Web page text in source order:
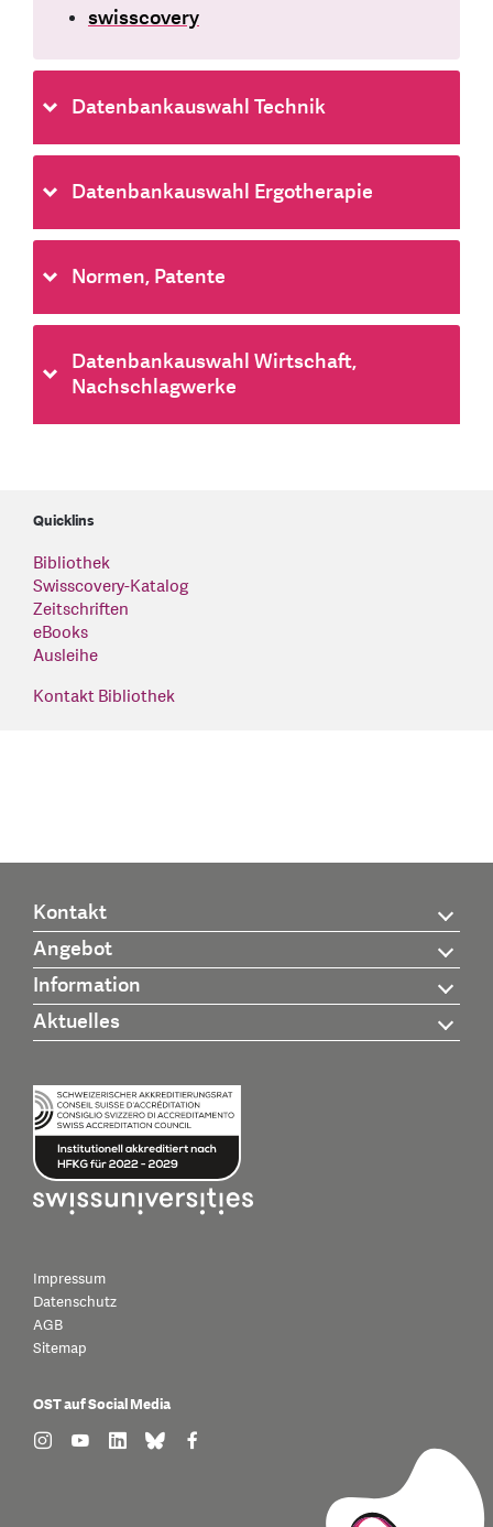
swisscovery
Datenbankauswahl Technik
Datenbankauswahl Ergotherapie
Normen, Patente
Datenbankauswahl Wirtschaft,
Nachschlagwerke
Quicklins
Bibliothek
Swisscovery-Katalog
Zeitschriften
eBooks
Ausleihe
Kontakt Bibliothek
Kontakt
Angebot
Information
Aktuelles
Impressum
Datenschutz
AGB
Sitemap
OST auf Social Media
find us on: instagram
find us on: youtube
find us on: linkedin
find us on: bluesky
find us on: facebook